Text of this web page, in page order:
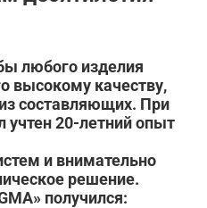
любого изделия
высокому качеству,
составляющих. При
учтен 20-летний опыт
и внимательно
решение.
получился: